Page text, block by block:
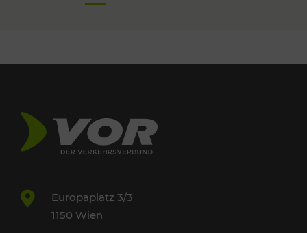
Europaplatz 3/3
1150 Wien